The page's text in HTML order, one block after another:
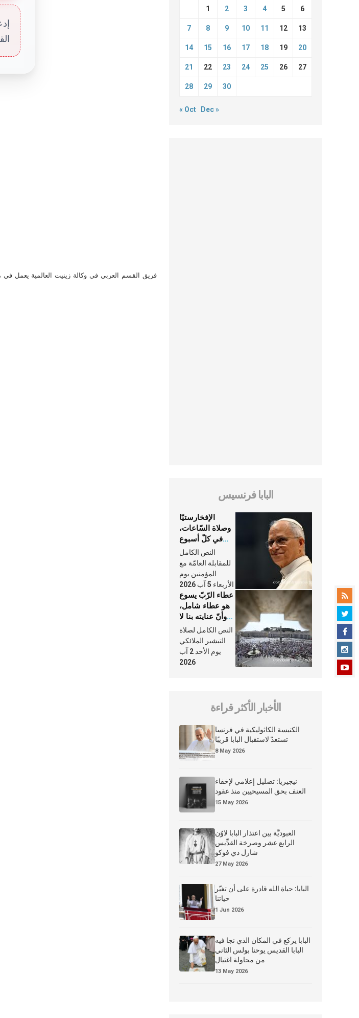
فريق القسم العربي في وكالة زينيت العالمية يعمل
1 2 3 4 5 6
7 8 9 10 11 12 13
14 15 16 17 18 19 20
21 22 23 24 25 26 27
28 29 30
« Oct Dec »
البابا فرنسيس
الإفخارستيّا
وصلاة السّاعات،
في كلّ أسبوع
وكلّ يوم، هما
النَّفَس في حياة
الكنيسة
النص الكامل
للمقابلة العامّة مع
المؤمنين يوم
الأربعاء 5 آب 2026
عطاء الرّبّ يسوع
هو عطاء شامل،
وأنّ عنايته بنا لا
تغيب عنّا أبدًا
النص الكامل لصلاة
التبشير الملائكي
يوم الأحد 2 آب
2026
الأخبار الأكثر قراءة
الكنيسة الكاثوليكية في فرنسا
تستعدّ لاستقبال البابا قريبًا
8 May 2026
نيجيريا: تضليل إعلامي لإخفاء
العنف بحق المسيحيين منذ عقود
15 May 2026
العبوديَّة بين اعتذار البابا لاوُن
الرابع عشر وصرخة القدِّيس
شارل دي فوكو
27 May 2026
البابا: حياة الله قادرة على أن تغيّر
حياتنا
1 Jun 2026
البابا يركع في المكان الذي نجا فيه
البابا القديس يوحنا بولس الثاني
من محاولة اغتيال
13 May 2026